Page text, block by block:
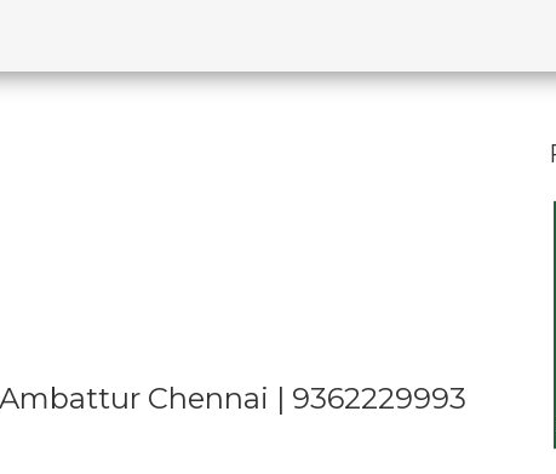
Chennai | 9362229993